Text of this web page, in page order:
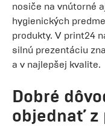
nosiče na vnútorné
hygienických
produkty. V print24
silnú prezentáciu
a v najlepšej kvalite.
Dobré
objednať z